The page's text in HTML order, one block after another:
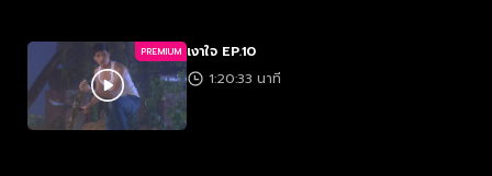
PREMIUM เงาใจ EP.10
1:20:33 นาที